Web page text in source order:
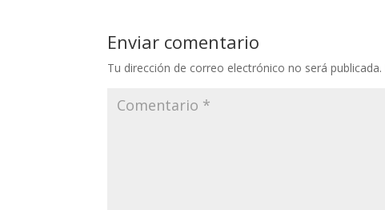
Enviar comentario
Tu dirección de correo electrónico no será publicada.